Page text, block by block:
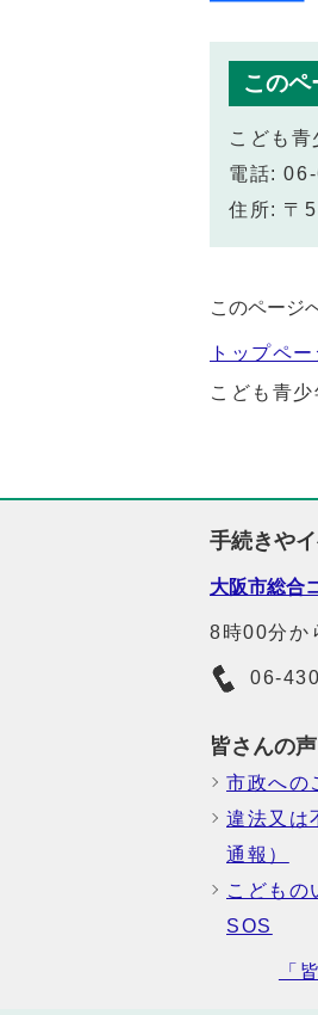
この
こども
電話:
住所: 〒
このページ
トップペー
こども青
手続きや
大阪市総合
8時00分か
06-
皆さんの
市政への
違法又は
通報）
こどもの
SOS
「